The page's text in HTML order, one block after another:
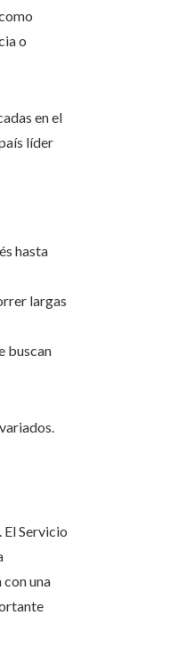
o
en el
líder
hasta
largas
buscan
Servicio
una